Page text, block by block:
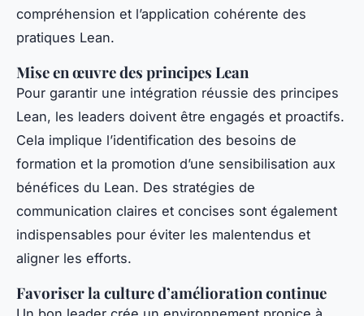
compréhension et l’application cohérente des
pratiques Lean.
Mise en œuvre des principes Lean
Pour garantir une intégration réussie des principes
Lean, les leaders doivent être engagés et proactifs.
Cela implique l’identification des besoins de
formation et la promotion d’une sensibilisation aux
bénéfices du Lean. Des stratégies de
communication claires et concises sont également
indispensables pour éviter les malentendus et
aligner les efforts.
Favoriser la culture d’amélioration continue